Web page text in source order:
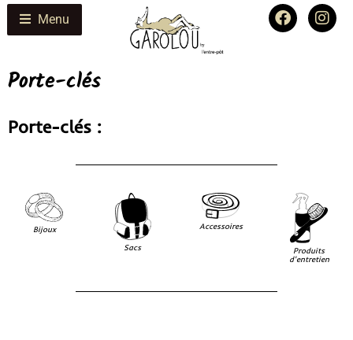
Menu
Porte-clés
Porte-clés :
Bijoux
Sacs
Accessoires
Produits
d'entretien